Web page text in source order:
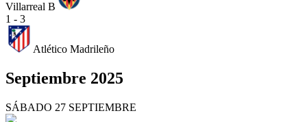
Villarreal B
1 - 3
Atlético Madrileño
Septiembre 2025
SÁBADO 27 SEPTIEMBRE